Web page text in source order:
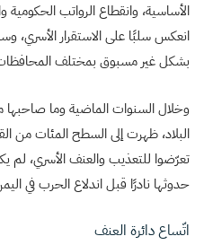
الأساسية، وانقطاع الرواتب
انعكس سلبًا على الاستقرار الأسري،
بشكل غير مسبوق بمختلف المحافظات
وخلال السنوات الماضية وما
البلاد، ظهرت إلى السطح المئات من
تعرّضوا للتعذيب والعنف الأسري، لم
حدوثها نادرًا قبل اندلاع الحرب في
اتّساع دائرة العنف